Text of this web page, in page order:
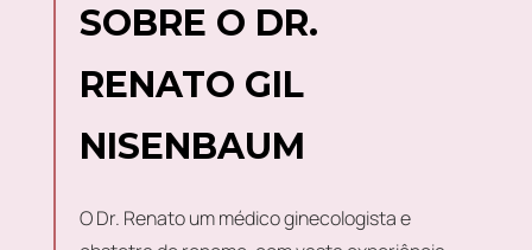
SOBRE O DR.
RENATO GIL
NISENBAUM
O Dr. Renato um médico ginecologista e